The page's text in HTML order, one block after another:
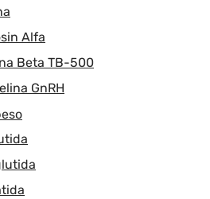
Alfa
Beta TB-500
GnRH